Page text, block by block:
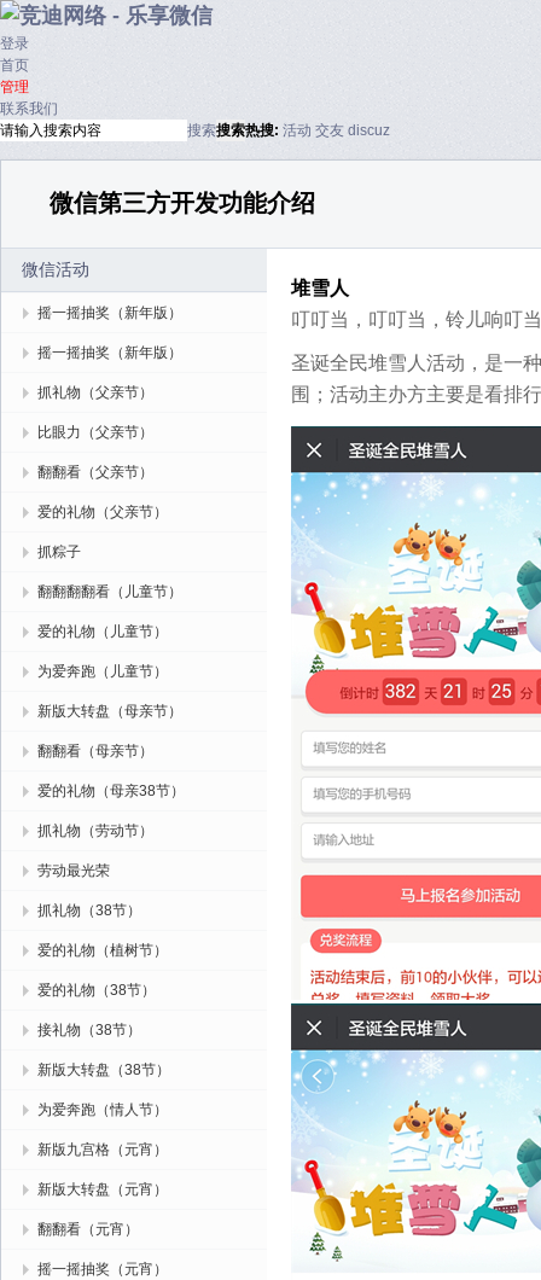
登录
首页
管理
联系我们
搜索搜索热搜: 活动 交友 discuz
微信第三方开发功能介绍
微信活动
摇一摇抽奖（新年版）
摇一摇抽奖（新年版）
抓礼物（父亲节）
比眼力（父亲节）
翻翻看（父亲节）
爱的礼物（父亲节）
抓粽子
翻翻翻翻看（儿童节）
爱的礼物（儿童节）
为爱奔跑（儿童节）
新版大转盘（母亲节）
翻翻看（母亲节）
爱的礼物（母亲38节）
抓礼物（劳动节）
劳动最光荣
抓礼物（38节）
爱的礼物（植树节）
爱的礼物（38节）
接礼物（38节）
新版大转盘（38节）
为爱奔跑（情人节）
新版九宫格（元宵）
新版大转盘（元宵）
翻翻看（元宵）
摇一摇抽奖（元宵）
堆雪人
叮叮当，叮叮当，铃儿响叮
圣诞全民堆雪人活动，是一
围；活动主办方主要是看排